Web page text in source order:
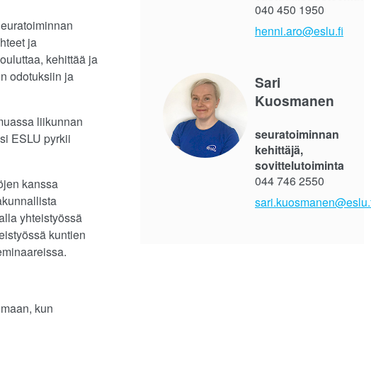
ja
kehittää ja
odotuksiin ja
liikunnan
ESLU pyrkii
kanssa
yhteistyössä
kuntien
kun
040 450 1950
henni.aro@eslu.fi
Sari
Kuosmanen
seuratoiminnan
kehittäjä,
sovittelutoiminta
044 746 2550